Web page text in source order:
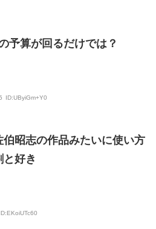
予算が回るだけでは？
ID:UByiGm+Y0
昭志の作品みたいに使い方
好き
ID:EKoiUTc60